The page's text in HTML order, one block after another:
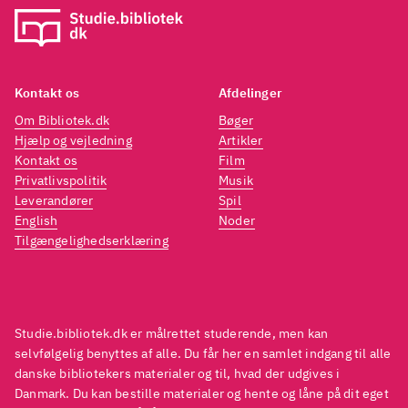
interessant og lærerigt. Alt
dette krydret med Bernies
overlevelsesevne
Massakren i Katynskoven er
kendt og beskrevet bl.a. i
Kraniet fra Katyn,
attentatforsøgene på Hitler er
også tæt på den faktuelle
historie, det er således en
stadig er det Raymond
Chandlers Philip Marlowe, der
kommer tættest på Bernie.
Studie.bibliotek.dk er målrettet studerende, men kan
selvfølgelig benyttes af alle. Du får her en samlet indgang til alle
danske bibliotekers materialer og til, hvad der udgives i
Danmark. Du kan bestille materialer og hente og låne på dit eget
Kontakt os
Om Bibliotek.dk
Hjælp og vejledning
Kontakt os
Privatlivspolitik
Leverandører
English
Tilgængelighedserklæring
Afdelinger
Bøger
Artikler
Film
Musik
Spil
Noder